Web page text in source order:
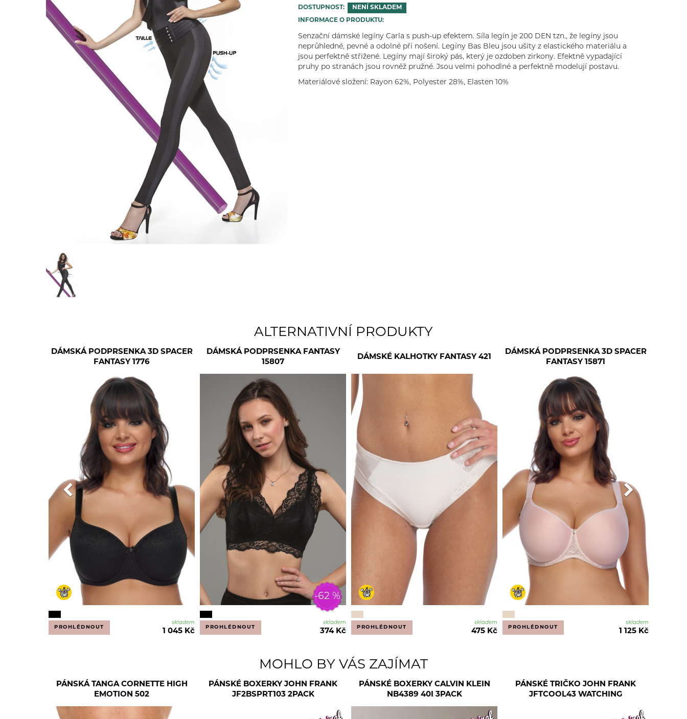
Doplňky k dámskému prádlu
DOSTUPNOST: NENÍ SKLADEM
INFORMACE O PRODUKTU:
Senzační dámské legíny Carla s push-up efektem. Síla legín je 200 DEN tzn., že legíny jsou
neprůhledné, pevné a odolné při nošení. Legíny Bas Bleu jsou ušity z elastického materiálu a
jsou perfektně střižené. Legíny mají široký pás, který je ozdoben zirkony. Efektně vypadající
pruhy po stranách jsou rovněž pružné. Jsou velmi pohodlné a perfektně modelují postavu.
Materiálové složení: Rayon 62%, Polyester 28%, Elasten 10%
ALTERNATIVNÍ PRODUKTY
DÁMSKÁ PODPRSENKA 3D SPACER
FANTASY 1776
PROHLÉDNOUT
skladem
1 045 Kč
DÁMSKÁ PODPRSENKA FANTASY
15807
-62 %
PROHLÉDNOUT
skladem
374 Kč
DÁMSKÉ KALHOTKY FANTASY 421
PROHLÉDNOUT
skladem
475 Kč
DÁMSKÁ PODPRSENKA 3D SPACER
FANTASY 15871
PROHLÉDNOUT
skladem
1 125 Kč
MOHLO BY VÁS ZAJÍMAT
PÁNSKÁ TANGA CORNETTE HIGH
EMOTION 502
PÁNSKÉ BOXERKY JOHN FRANK
JF2BSPRT103 2PACK
PÁNSKÉ BOXERKY CALVIN KLEIN
NB4389 40I 3PACK
PÁNSKÉ TRIČKO JOHN FRANK
JFTCOOL43 WATCHING